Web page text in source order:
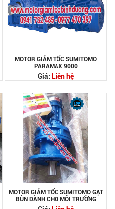
MOTOR GIẢM TỐC SUMITOMO
PARAMAX 9000
Giá: Liên hệ
MOTOR GIẢM TỐC SUMITOMO GẠT
BÙN DÀNH CHO MÔI TRƯỜNG